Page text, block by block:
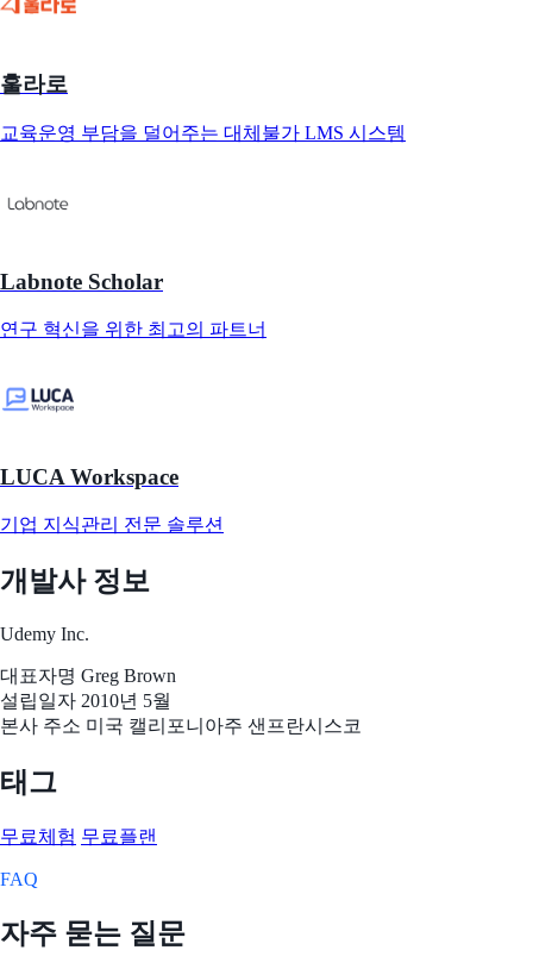
훌라로
교육운영 부담을 덜어주는 대체불가 LMS 시스템
Labnote Scholar
연구 혁신을 위한 최고의 파트너
LUCA Workspace
기업 지식관리 전문 솔루션
개발사 정보
Udemy Inc.
대표자명 Greg Brown
설립일자 2010년 5월
본사 주소 미국 캘리포니아주 샌프란시스코
태그
무료체험 무료플랜
FAQ
자주 묻는 질문